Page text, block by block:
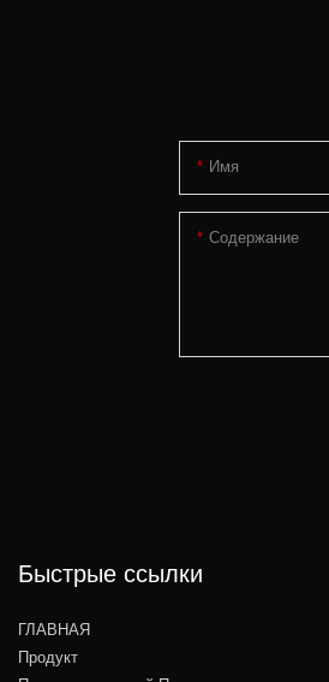
Имя
Содержание
Быстрые ссылки
ГЛАВНАЯ
Продукт